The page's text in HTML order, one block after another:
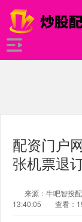
配资门户
张机票退
来源：牛吧智投
13:40:05
查看：